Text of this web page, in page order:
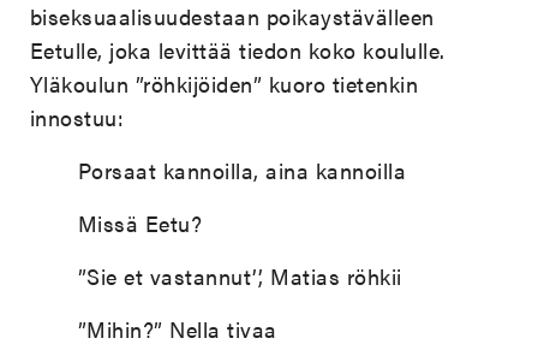
biseksuaalisuudestaan poikaystävälleen
Eetulle, joka levittää tiedon koko koululle.
Yläkoulun ”röhkijöiden” kuoro tietenkin
innostuu:
Porsaat kannoilla, aina kannoilla
Missä Eetu?
”Sie et vastannut’’, Matias röhkii
”Mihin?” Nella tivaa